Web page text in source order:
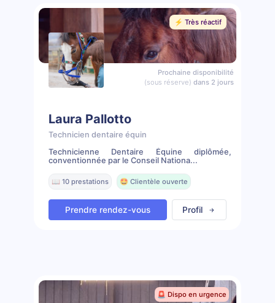
⚡️ Très réactif
Prochaine disponibilité
(sous réserve) dans 2 jours
Laura Pallotto
Technicien dentaire équin
Technicienne Dentaire Équine diplômée,
conventionnée par le Conseil Nationa...
📖 10 prestations 🤩 Clientèle ouverte
Prendre rendez-vous Profil
🚨 Dispo en urgence